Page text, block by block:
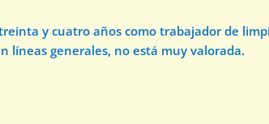
y cuatro años como trabajador de
líneas generales, no está muy valorada.